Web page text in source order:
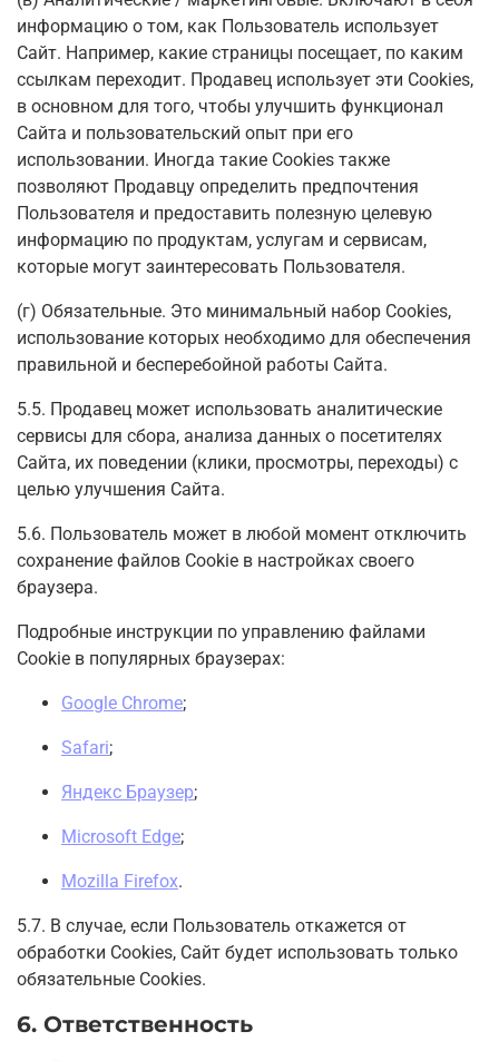
информацию о том, как Пользователь использует
Сайт. Например, какие страницы посещает, по каким
ссылкам переходит. Продавец использует эти Cookies,
в основном для того, чтобы улучшить функционал
Сайта и пользовательский опыт при его
использовании. Иногда такие Cookies также
позволяют Продавцу определить предпочтения
Пользователя и предоставить полезную целевую
информацию по продуктам, услугам и сервисам,
которые могут заинтересовать Пользователя.
(г) Обязательные. Это минимальный набор Cookies,
использование которых необходимо для обеспечения
правильной и бесперебойной работы Сайта.
5.5. Продавец может использовать аналитические
сервисы для сбора, анализа данных о посетителях
Сайта, их поведении (клики, просмотры, переходы) с
целью улучшения Сайта.
5.6. Пользователь может в любой момент отключить
сохранение файлов Cookie в настройках своего
браузера.
Подробные инструкции по управлению файлами
Cookie в популярных браузерах:
Google Chrome;
Safari;
Яндекс Браузер;
Microsoft Edge;
Mozilla Firefox.
5.7. В случае, если Пользователь откажется от
обработки Сookies, Сайт будет использовать только
обязательные Cookies.
6. Ответственность